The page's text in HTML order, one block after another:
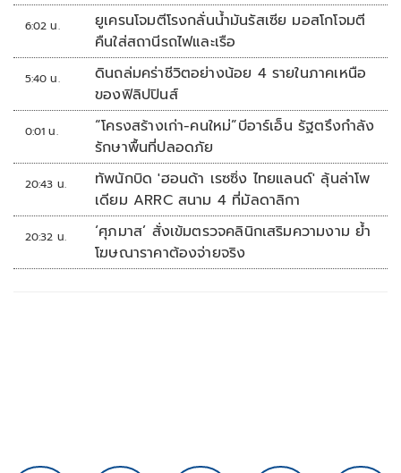
6:02 น.
ยูเครนโจมตีโรงกลั่นน้ำมันรัสเซีย มอสโกโจมตี
คืนใส่สถานีรถไฟและเรือ
5:40 น.
ดินถล่มคร่าชีวิตอย่างน้อย 4 รายในภาคเหนือ
ของฟิลิปปินส์
0:01 น.
“โครงสร้างเก่า-คนใหม่”บีอาร์เอ็น รัฐตรึงกำลัง
รักษาพื้นที่ปลอดภัย
20:43 น.
ทัพนักบิด 'ฮอนด้า เรซซิ่ง ไทยแลนด์' ลุ้นล่าโพ
เดียม ARRC สนาม 4 ที่มัลดาลิกา
20:32 น.
‘ศุภมาส’ สั่งเข้มตรวจคลินิกเสริมความงาม ย้ำ
โฆษณาราคาต้องจ่ายจริง